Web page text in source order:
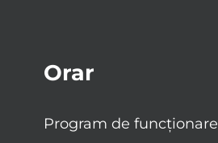
Orar
Program de funcționare